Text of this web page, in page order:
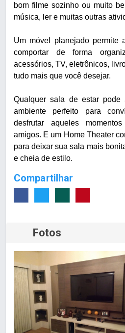
bom filme sozinho ou muito
música, ler e muitas outras
Um móvel planejado permite
comportar de forma
acessórios, TV, eletrônicos,
tudo mais que você desejar.
Qualquer sala de estar pode
ambiente perfeito para
desfrutar aqueles
amigos. E um Home Theater
para deixar sua sala mais
e cheia de estilo.
Compartilhar
Fotos